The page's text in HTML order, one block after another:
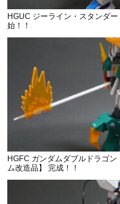
HGUC ジーライン・スタンダ
始！！
HGFC ガンダムダブルドラゴ
ム改造品】 完成！！